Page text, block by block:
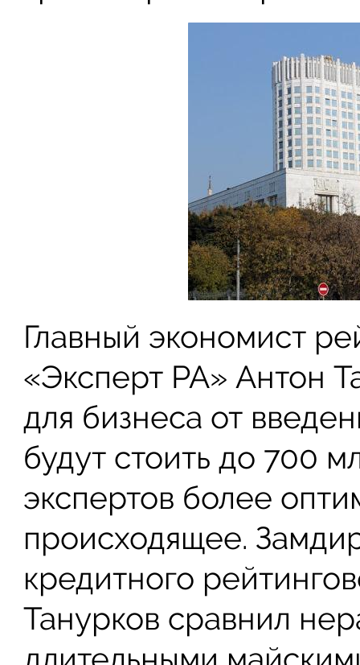
Главный экономист
«Эксперт РА» Антон
для бизнеса от
будут стоить до 700
экспертов более
происходящее.
кредитного
Танурков сравнил